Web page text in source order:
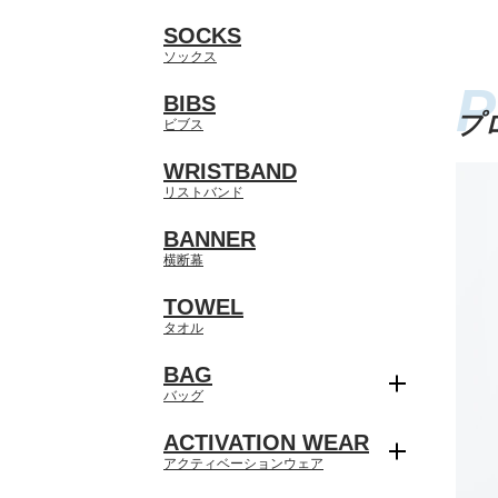
SOCKS
ソックス
BIBS
ビブス
WRISTBAND
リストバンド
BANNER
横断幕
TOWEL
タオル
BAG
バッグ
ACTIVATION WEAR
アクティベーションウェア
プ